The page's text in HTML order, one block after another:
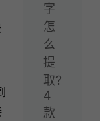
字
怎
么
提
取?
4
款